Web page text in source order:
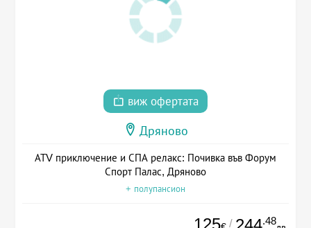
виж офертата
Дряново
АТV приключение и СПА релакс: Почивка във Форум
Спорт Палас, Дряново
+ полупансион
125 / .48